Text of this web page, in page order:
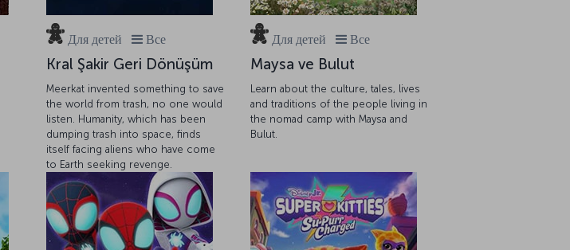
Для детей Все
Kral Şakir Geri Dönüşüm
Meerkat invented something to save
the world from trash, no one would
listen. Humanity, which has been
dumping trash into space, finds
itself facing aliens who have come
to Earth seeking revenge.
Для детей Все
Maysa ve Bulut
Learn about the culture, tales, lives
and traditions of the people living in
the nomad camp with Maysa and
Bulut.